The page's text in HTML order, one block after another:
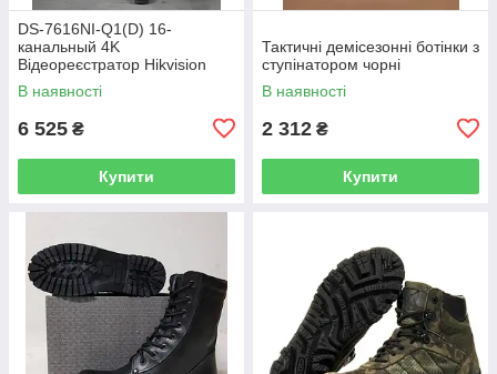
DS-7616NI-Q1(D) 16-
канальный 4K
Відеореєстратор Hikvision
В наявності
6 525 ₴
Купити
Тактичні демісезонні ботінки з
ступінатором чорні
В наявності
2 312 ₴
Купити